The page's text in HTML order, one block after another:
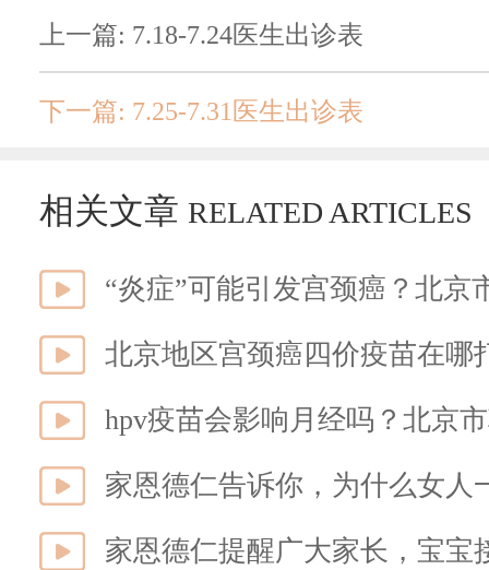
上一篇: 7.18-7.24医生出诊表
下一篇: 7.25-7.31医生出诊表
相关文章 RELATED ARTICLES
“炎症”可能引发宫颈癌？北京
北京地区宫颈癌四价疫苗在哪
hpv疫苗会影响月经吗？北京
家恩德仁告诉你，为什么女人
家恩德仁提醒广大家长，宝宝